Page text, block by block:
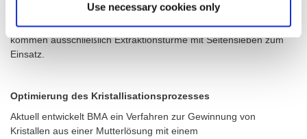
Use necessary cookies only
Verfügbarkeit der Extraktionsanlage deutlich gesteigert
werden. BMA hat mit dieser Innovation Maßstäbe gesetzt: Heute
kommen ausschließlich Extraktionstürme mit Seitensieben zum
Einsatz.
Optimierung des Kristallisationsprozesses
Aktuell entwickelt BMA ein Verfahren zur Gewinnung von
Kristallen aus einer Mutterlösung mit einem